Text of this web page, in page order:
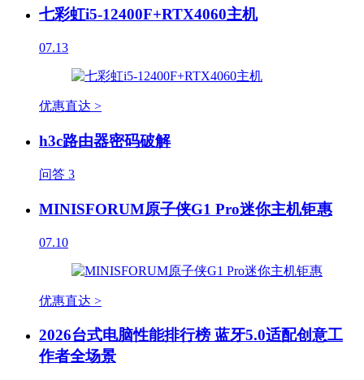
七彩虹i5-12400F+RTX4060主机
07.13
优惠直达 >
h3c路由器密码破解
问答 3
MINISFORUM原子侠G1 Pro迷你主机钜惠
07.10
优惠直达 >
2026台式电脑性能排行榜 蓝牙5.0适配创意工
作者全场景